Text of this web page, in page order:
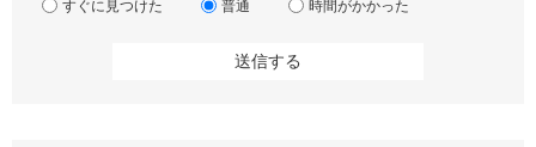
すぐに見つけた
普通 時間がかかった